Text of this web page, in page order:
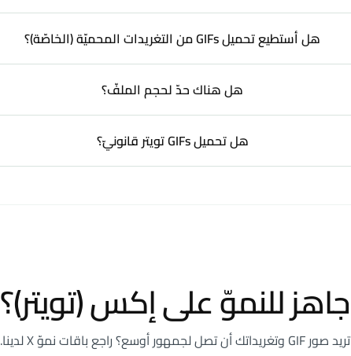
هل أستطيع تحميل GIFs من التغريدات المحميّة (الخاصّة)؟
هل هناك حدّ لحجم الملفّ؟
هل تحميل GIFs تويتر قانونيّ؟
جاهز للنموّ على إكس (تويتر)؟
تريد صور GIF وتغريداتك أن تصل لجمهور أوسع؟ راجع باقات نموّ X لدينا.